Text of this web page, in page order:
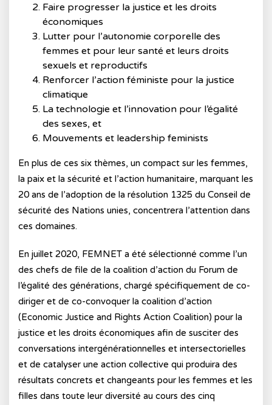
Faire progresser la justice et les droits
économiques
Lutter pour l’autonomie corporelle des
femmes et pour leur santé et leurs droits
sexuels et reproductifs
Renforcer l’action féministe pour la justice
climatique
La technologie et l’innovation pour l’égalité
des sexes, et
Mouvements et leadership feminists
En plus de ces six thèmes, un compact sur les femmes,
la paix et la sécurité et l’action humanitaire, marquant les
20 ans de l’adoption de la résolution 1325 du Conseil de
sécurité des Nations unies, concentrera l’attention dans
ces domaines.
En juillet 2020, FEMNET a été sélectionné comme l’un
des chefs de file de la coalition d’action du Forum de
l’égalité des générations, chargé spécifiquement de co-
diriger et de co-convoquer la coalition d’action
(Economic Justice and Rights Action Coalition) pour la
justice et les droits économiques afin de susciter des
conversations intergénérationnelles et intersectorielles
et de catalyser une action collective qui produira des
résultats concrets et changeants pour les femmes et les
filles dans toute leur diversité au cours des cinq